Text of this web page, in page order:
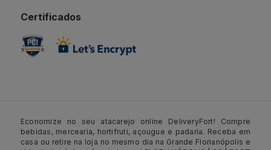
Certificados
Economize no seu atacarejo online DeliveryFort! Compre
bebidas, mercearia, hortifruti, açougue e padaria. Receba em
casa ou retire na loja no mesmo dia na Grande Florianópolis e